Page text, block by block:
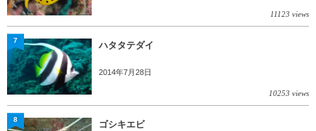
11123 views
ハタタテダイ
2014年7月28日
10253 views
7
ゴシキエビ
8